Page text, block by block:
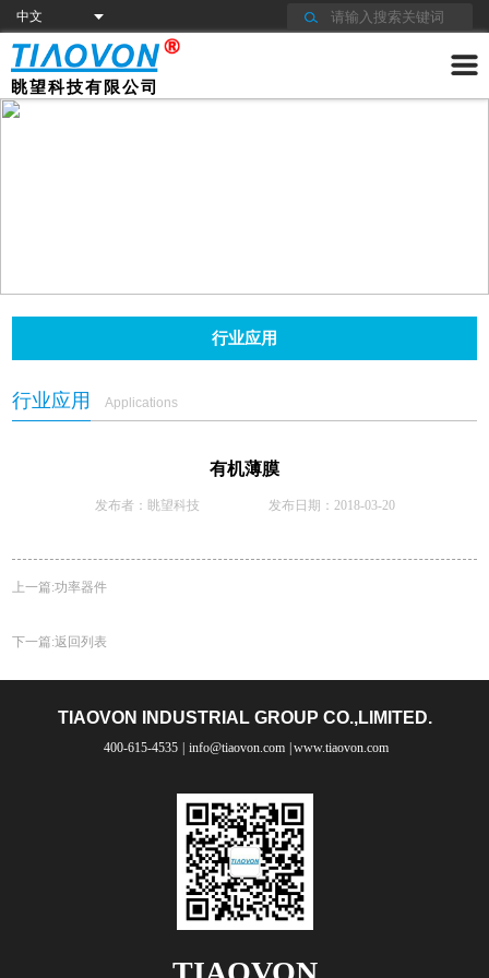
眺望科技有限公司
行业应用
行业应用 Applications
有机薄膜
发布者：眺望科技 发布日期：2018-03-20
上一篇:功率器件
下一篇:返回列表
TIAOVON INDUSTRIAL GROUP CO.,LIMITED.
400-615-4535 info@tiaovon.com www.tiaovon.com